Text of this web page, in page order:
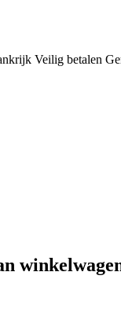
Veilig betalen